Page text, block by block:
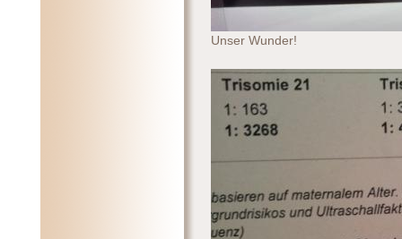
Unser Wunder!